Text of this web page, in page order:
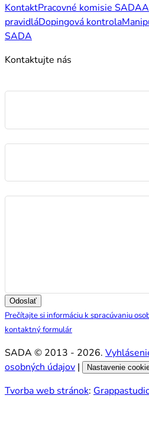
KontaktPracovné komisie SADA
pravidláDopingová kontrola
SADA
Kontaktujte nás
Odoslať
Prečítajte si informáciu k spracúvaniu
kontaktný formulár
SADA © 2013 - 2026.
osobných údajov | Nastavenie
Tvorba web stránok: